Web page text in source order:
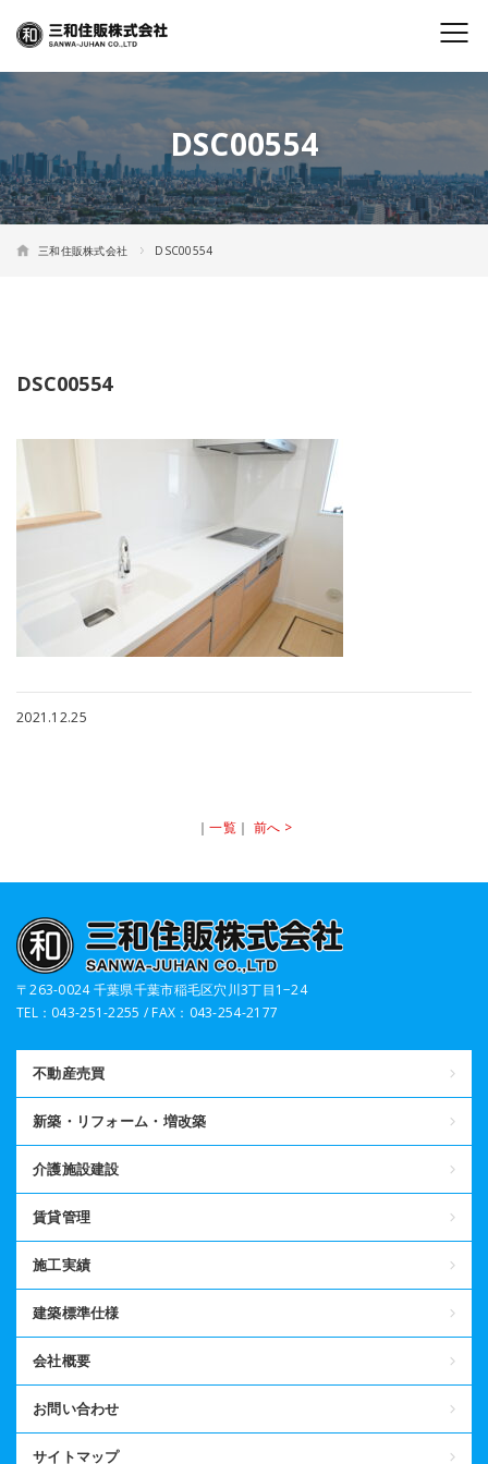
DSC00554
三和住販株式会社 DSC00554
DSC00554
2021.12.25
｜一覧 ｜ 前へ >
〒263-0024 千葉県千葉市稲毛区穴川3丁目1−24
TEL：043-251-2255 / FAX：043-254-2177
不動産売買
新築・リフォーム・増改築
介護施設建設
賃貸管理
施工実績
建築標準仕様
会社概要
お問い合わせ
サイトマップ